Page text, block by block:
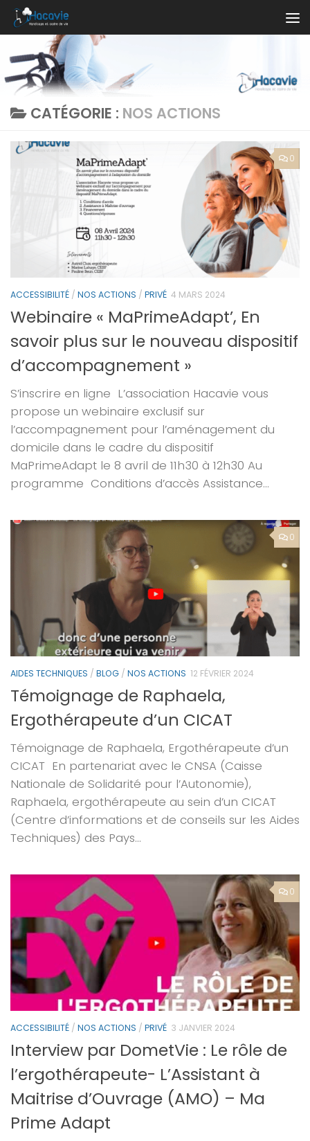
Au dessous du contenu
CATÉGORIE : NOS ACTIONS
0
ACCESSIBILITÉ / NOS ACTIONS / PRIVÉ 4 MARS 2024
Webinaire « MaPrimeAdapt’, En
savoir plus sur le nouveau dispositif
d’accompagnement »
S’inscrire en ligne L’association Hacavie vous
propose un webinaire exclusif sur
l’accompagnement pour l’aménagement du
domicile dans le cadre du dispositif
MaPrimeAdapt le 8 avril de 11h30 à 12h30 Au
programme Conditions d’accès Assistance...
0
AIDES TECHNIQUES / BLOG / NOS ACTIONS 12 FÉVRIER 2024
Témoignage de Raphaela,
Ergothérapeute d’un CICAT
Témoignage de Raphaela, Ergothérapeute d’un
CICAT En partenariat avec le CNSA (Caisse
Nationale de Solidarité pour l’Autonomie),
Raphaela, ergothérapeute au sein d’un CICAT
(Centre d’informations et de conseils sur les Aides
Techniques) des Pays...
0
ACCESSIBILITÉ / NOS ACTIONS / PRIVÉ 3 JANVIER 2024
Interview par DometVie : Le rôle de
l’ergothérapeute- L’Assistant à
Maitrise d’Ouvrage (AMO) – Ma
Prime Adapt